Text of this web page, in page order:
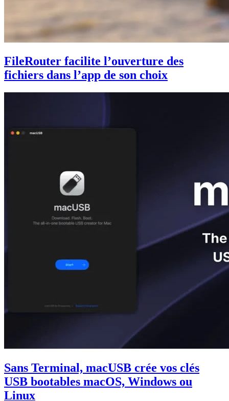
FileRouter facilite l’ouverture des
fichiers dans l’app de son choix
Sans Terminal, macUSB crée vos clés
USB bootables macOS, Windows ou
Linux